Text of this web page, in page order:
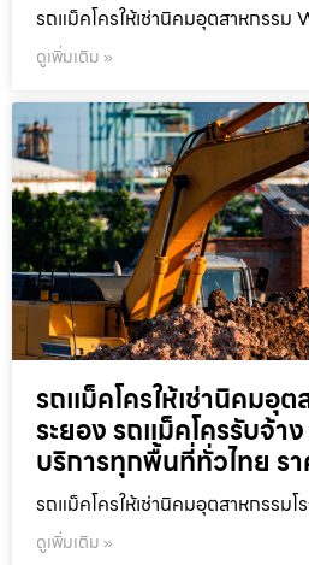
รถแม็คโครให้เช่านิคมอุตสาหกรรม
ดูเพิ่มเติม »
รถแม็คโครให้เช่านิคมอุต
ระยอง รถแม็คโครรับจ้าง
บริการทุกพื้นที่ทั่วไทย ร
รถแม็คโครให้เช่านิคมอุตสาหกรรมโ
ดูเพิ่มเติม »